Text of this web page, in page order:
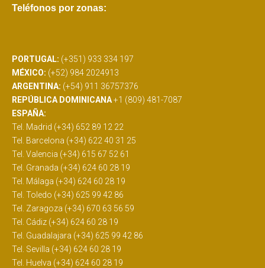
Teléfonos por zonas:
PORTUGAL: (+351) 933 334 197
MÉXICO: (+52) 984 2024913
ARGENTINA: (+54) 911 36757376
REPÚBLICA DOMINICANA+1 (809) 481-7087
ESPAÑA:
Tel. Madrid (+34) 652 89 12 22
Tel. Barcelona (+34) 622 40 31 25
Tel. Valencia (+34) 615 67 52 61
Tel. Granada (+34) 624 60 28 19
Tel. Málaga (+34) 624 60 28 19
Tel. Toledo (+34) 625 99 42 86
Tel. Zaragoza (+34) 670 63 56 59
Tel. Cádiz (+34) 624 60 28 19
Tel. Guadalajara (+34) 625 99 42 86
Tel. Sevilla (+34) 624 60 28 19
Tel. Huelva (+34) 624 60 28 19